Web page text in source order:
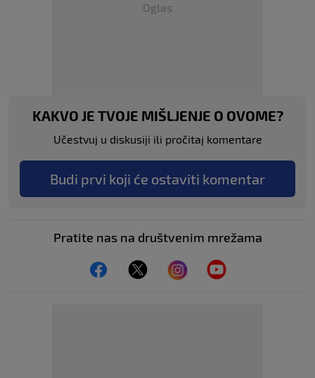
Oglas
KAKVO JE TVOJE MIŠLJENJE O OVOME?
Učestvuj u diskusiji ili pročitaj komentare
Budi prvi koji će ostaviti komentar
Pratite nas na društvenim mrežama